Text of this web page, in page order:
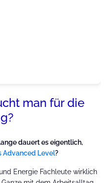
man für die
dauert es eigentlich,
Advanced Level?
Energie Fachleute wirklich